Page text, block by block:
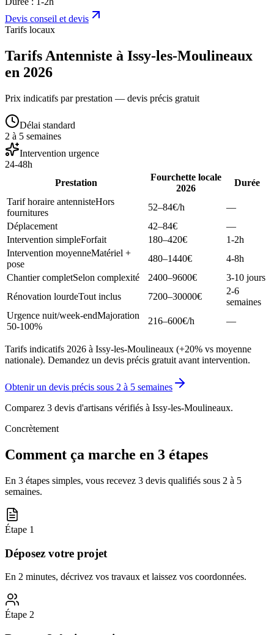
Devis conseil et devis
Tarifs locaux
Tarifs Antenniste à Issy-les-Moulineaux
en 2026
Prix indicatifs par prestation — devis précis gratuit
Délai standard
2 à 5 semaines
Intervention urgence
24-48h
Prestation
Fourchette locale
2026
Durée
Tarif horaire antennisteHors
fournitures
52–84€/h
—
Déplacement
42–84€
—
Intervention simpleForfait 180–420€
1-2h
Intervention moyenneMatériel +
pose
480–1440€
4-8h
Chantier completSelon complexité 2400–9600€
3-10 jours
Rénovation lourdeTout inclus 7200–30000€
2-6
semaines
Urgence nuit/week-endMajoration
50-100%
216–600€/h —
Tarifs indicatifs 2026 à Issy-les-Moulineaux (+20% vs moyenne
nationale). Demandez un devis précis gratuit avant intervention.
Obtenir un devis précis sous 2 à 5 semaines
Comparez 3 devis d'artisans vérifiés à Issy-les-Moulineaux.
Concrètement
Comment ça marche en 3 étapes
En 3 étapes simples, vous recevez 3 devis qualifiés sous 2 à 5
semaines.
Étape 1
Déposez votre projet
En 2 minutes, décrivez vos travaux et laissez vos coordonnées.
Étape 2